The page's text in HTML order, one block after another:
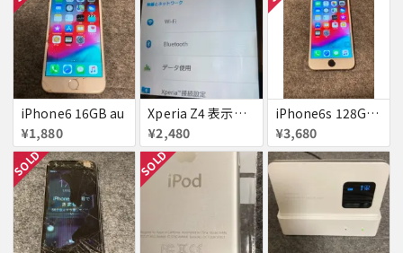
iPhone6 16GB au
¥1,880
Xperia Z4 表示ムラあり
¥2,480
iPhone6s 128GB ジャンク
¥3,680
SOLD SOLD